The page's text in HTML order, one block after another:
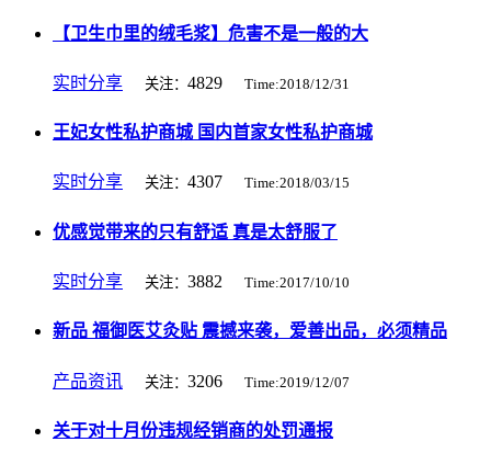
【卫生巾里的绒毛浆】危害不是一般的大
实时分享 关注： 4829 Time:2018/12/31
王妃女性私护商城 国内首家女性私护商城
实时分享 关注： 4307 Time:2018/03/15
优感觉带来的只有舒适 真是太舒服了
实时分享 关注： 3882 Time:2017/10/10
新品 福御医艾灸贴 震撼来袭，爱善出品，必须精品
产品资讯 关注： 3206 Time:2019/12/07
关于对十月份违规经销商的处罚通报